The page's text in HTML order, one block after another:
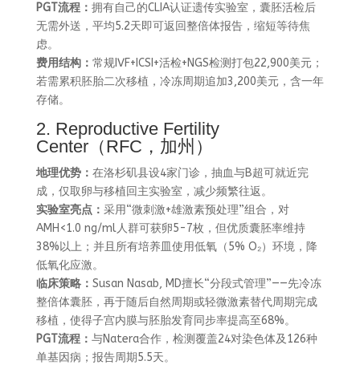
PGT流程： 拥有自己的CLIA认证遗传实验室，囊胚活检后
无需外送，平均5.2天即可返回整倍体报告，缩短等待焦
虑。
费用结构： 常规IVF+ICSI+活检+NGS检测打包22,900美元；
若需累积胚胎二次移植，冷冻周期追加3,200美元，含一年
存储。
2. Reproductive Fertility
Center（RFC，加州）
地理优势： 在洛杉矶县设4家门诊，抽血与B超可就近完
成，仅取卵与移植回主实验室，减少频繁往返。
实验室亮点： 采用“微刺激+雄激素预处理”组合，对
AMH<1.0 ng/ml人群可获卵5-7枚，但优质囊胚率维持
38%以上；并且所有培养皿使用低氧（5% O₂）环境，降
低氧化应激。
临床策略： Susan Nasab, MD擅长“分段式管理”——先冷冻
整倍体囊胚，再于随后自然周期或轻微激素替代周期完成
移植，使得子宫内膜与胚胎发育同步率提高至68%。
PGT流程： 与Natera合作，检测覆盖24对染色体及126种
单基因病；报告周期5.5天。